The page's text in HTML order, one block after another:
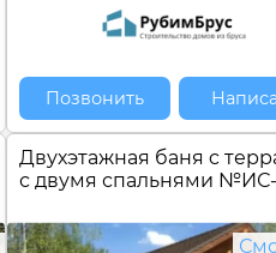
Позвонить
Двухэтажная баня c
с двумя спальнями №